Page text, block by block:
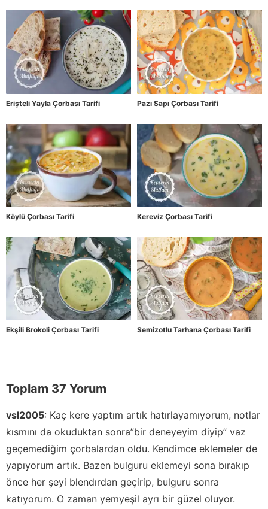
Erişteli Yayla Çorbası Tarifi Pazı Sapı Çorbası Tarifi
Köylü Çorbası Tarifi Kereviz Çorbası Tarifi
Ekşili Brokoli Çorbası Tarifi Semizotlu Tarhana Çorbası Tarifi
Toplam 37 Yorum
vsl2005: Kaç kere yaptım artık hatırlayamıyorum, notlar
kısmını da okuduktan sonra”bir deneyeyim diyip” vaz
geçemediğim çorbalardan oldu. Kendimce eklemeler de
yapıyorum artık. Bazen bulguru eklemeyi sona bırakıp
önce her şeyi blendırdan geçirip, bulguru sonra
katıyorum. O zaman yemyeşil ayrı bir güzel oluyor.